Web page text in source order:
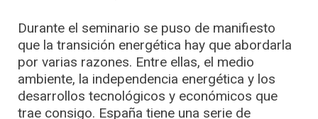
Durante el seminario se puso de manifiesto
que la transición energética hay que abordarla
por varias razones. Entre ellas, el medio
ambiente, la independencia energética y los
desarrollos tecnológicos y económicos que
trae consigo. España tiene una serie de